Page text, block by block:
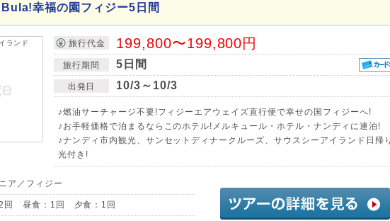
幸福の園フィジー5日間
旅行代金 199,800〜199,800円
旅行期間 5日間
出発日 10/3～10/3
♪燃油サーチャージ不要!フィジーエアウェイズ直行便で幸せの国フィジーへ!
♪お手軽価格で泊まるならこのホテル!メルキュール・ホテル・ナンディに連泊!
♪ナンディ市内観光、サンセットディナークルーズ、サウスシーアイランド日帰
光付き!
ア／フィジー
回 昼食：1回 夕食：1回